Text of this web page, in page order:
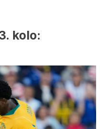
kolo: